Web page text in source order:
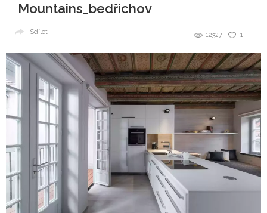
Mountains_bedřichov
1
12327
Sdílet